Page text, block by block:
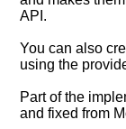
API.
You can also
using the
Part of the
and fixed from